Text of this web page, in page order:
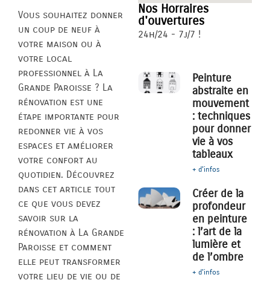
Vous souhaitez donner
un coup de neuf à
votre maison ou à
votre local
professionnel à La
Grande Paroisse ? La
rénovation est une
étape importante pour
redonner vie à vos
espaces et améliorer
votre confort au
quotidien. Découvrez
dans cet article tout
ce que vous devez
savoir sur la
rénovation à La Grande
Paroisse et comment
elle peut transformer
votre lieu de vie ou de
Nos Horraires
d'ouvertures
24h/24 - 7j/7 !
Peinture
abstraite en
mouvement
: techniques
pour donner
vie à vos
tableaux
+ d'infos
Créer de la
profondeur
en peinture
: l’art de la
lumière et
de l’ombre
+ d'infos